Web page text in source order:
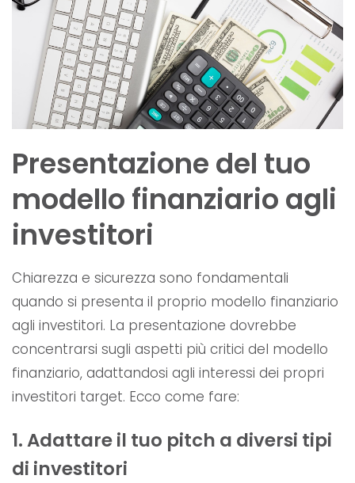
Presentazione del tuo
modello finanziario agli
investitori
Chiarezza e sicurezza sono fondamentali
quando si presenta il proprio modello finanziario
agli investitori. La presentazione dovrebbe
concentrarsi sugli aspetti più critici del modello
finanziario, adattandosi agli interessi dei propri
investitori target. Ecco come fare:
1. Adattare il tuo pitch a diversi tipi
di investitori